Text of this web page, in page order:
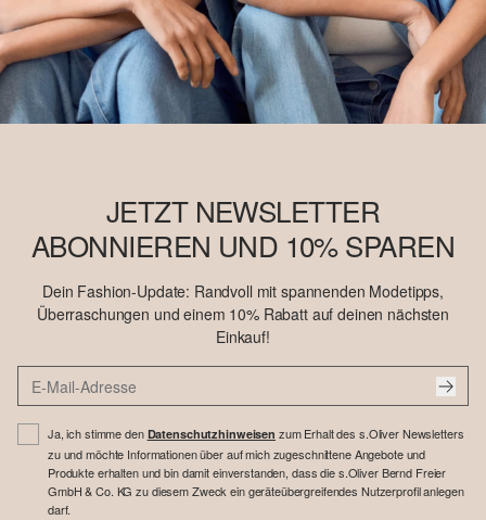
JETZT NEWSLETTER
ABONNIEREN UND 10% SPAREN
Dein Fashion-Update: Randvoll mit spannenden Modetipps,
Überraschungen und einem 10% Rabatt auf deinen nächsten
Einkauf!
Ja, ich stimme den Datenschutzhinweisen zum Erhalt des s.Oliver Newsletters
zu und möchte Informationen über auf mich zugeschnittene Angebote und
Produkte erhalten und bin damit einverstanden, dass die s.Oliver Bernd Freier
GmbH & Co. KG zu diesem Zweck ein geräteübergreifendes Nutzerprofil anlegen
darf.